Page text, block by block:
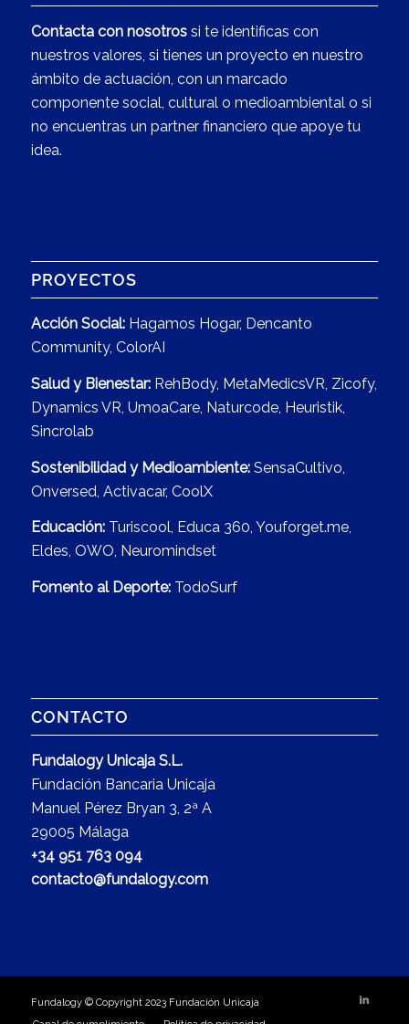
Contacta con nosotrossi te identificas con
nuestros valores, si tienes un proyecto en nuestro
ámbito de actuación, con un marcado
componente social, cultural o medioambiental o si
no encuentras un partner financiero que apoye tu
idea.
PROYECTOS
Acción Social: Hagamos Hogar, Dencanto
Community, ColorAI
Salud y Bienestar: RehBody, MetaMedicsVR, Zicofy,
Dynamics VR, UmoaCare, Naturcode, Heuristik,
Sincrolab
Sostenibilidad y Medioambiente: SensaCultivo
Onversed Activacar, CoolX
Educación: Turiscool, Educa 360, Youforget.me,
Eldes, OWO, Neuromindset
Fomento al Deporte: TodoSurf
CONTACTO
Fundalogy Unicaja S.L.
Fundación Bancaria Unicaja
Manuel Pérez Bryan 3, 2ª A
29005 Málaga
+34 951 763 094
contacto@fundalogy.com
Fundalogy © Copyright 2023 Fundación Unicaja